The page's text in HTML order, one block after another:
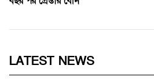
LATEST NEWS